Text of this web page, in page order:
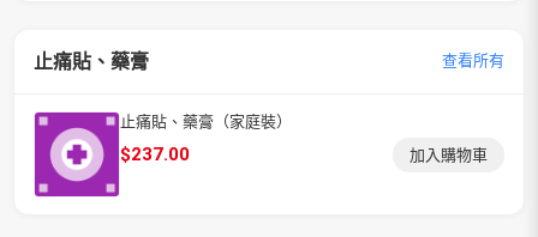
止痛貼、藥膏 查看所有
止痛貼、藥膏（家庭裝）
$237.00 加入購物車